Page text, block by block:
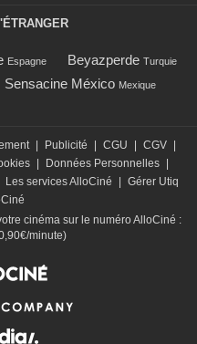
Espagne Beyazperde Turquie
Sensacine México Mexique
Publicité CGU CGV
Données Personnelles
Les services AlloCiné
Gérer Utiq
cinéma sur le numéro AlloCiné :
minute)